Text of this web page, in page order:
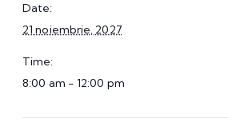
Date:
21 noiembrie, 2027
Time:
8:00 am - 12:00 pm